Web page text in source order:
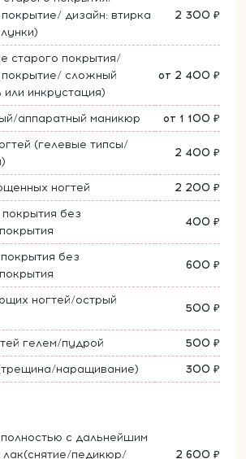
дизайн: втирка
2 300 ₽
старого покрытия/
сложный
или инкрустация)
от 2 400 ₽
аппаратный маникюр от 1 100 ₽
(гелевые типсы/
2 400 ₽
ногтей 2 200 ₽
без
400 ₽
без
600 ₽
ногтей/острый
500 ₽
гелем/пудрой 500 ₽
наращивание) 300 ₽
с дальнейшим
лак(снятие/педикюр/
2 600 ₽